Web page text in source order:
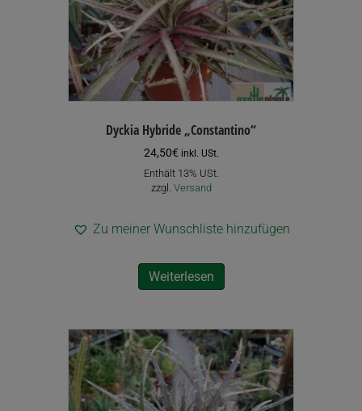
Dyckia Hybride „Constantino“
24,50€ inkl. USt.
Enthält 13% USt.
zzgl. Versand
Zu meiner Wunschliste hinzufügen
Weiterlesen